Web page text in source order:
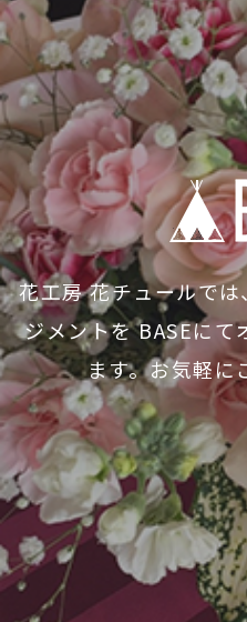
花工房 花チュールで
ジメントをBASEにて
ます。お気軽に